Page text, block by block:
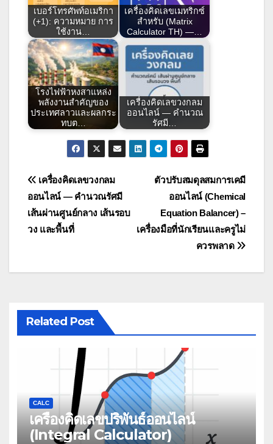
เบอร์โทรศัพท์อเมริกา
(+1): ความหมาย การ
ใช้งาน…
เครื่องคิดเลขเมทริกซ์
สำหรับ (Matrix
Calculator TH) —…
โรงไฟฟ้าหงสาแหล่ง
พลังงานสำคัญของ
ประเทศลาวและผลกระ
ทบต…
เครื่องคิดเลขวงกลม
ออนไลน์ — คำนวณ
รัศมี…
แนะแนว
เรื่อง
ตัวปรับสมดุลสมการเคมี
ออนไลน์ (Chemical
Equation Balancer) –
เครื่องมือที่นักเรียนและครูไม่
ควรพลาด
เครื่องคิดเลขวงกลม
ออนไลน์ — คำนวณรัศมี
เส้นผ่านศูนย์กลาง เส้นรอบ
วง และพื้นที่
Related Post
CALC
เครื่องคิดเลขปริพันธ์ออนไลน์
(Integral Calculator)